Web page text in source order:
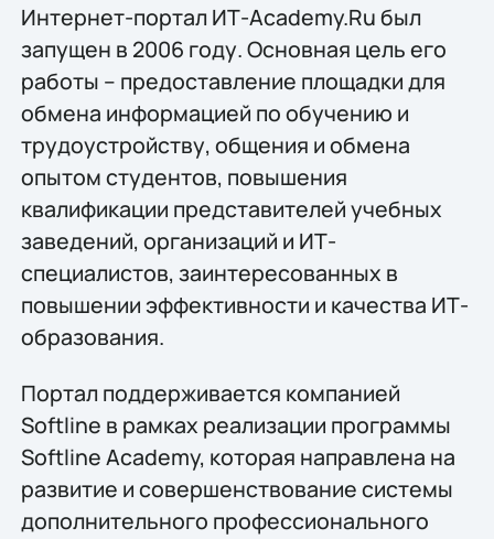
Интернет-портал ИТ-Academy.Ru был
запущен в 2006 году. Основная цель его
работы – предоставление площадки для
обмена информацией по обучению и
трудоустройству, общения и обмена
опытом студентов, повышения
квалификации представителей учебных
заведений, организаций и ИТ-
специалистов, заинтересованных в
повышении эффективности и качества ИТ-
образования.
Портал поддерживается компанией
Softline в рамках реализации программы
Softline Academy, которая направлена на
развитие и совершенствование системы
дополнительного профессионального